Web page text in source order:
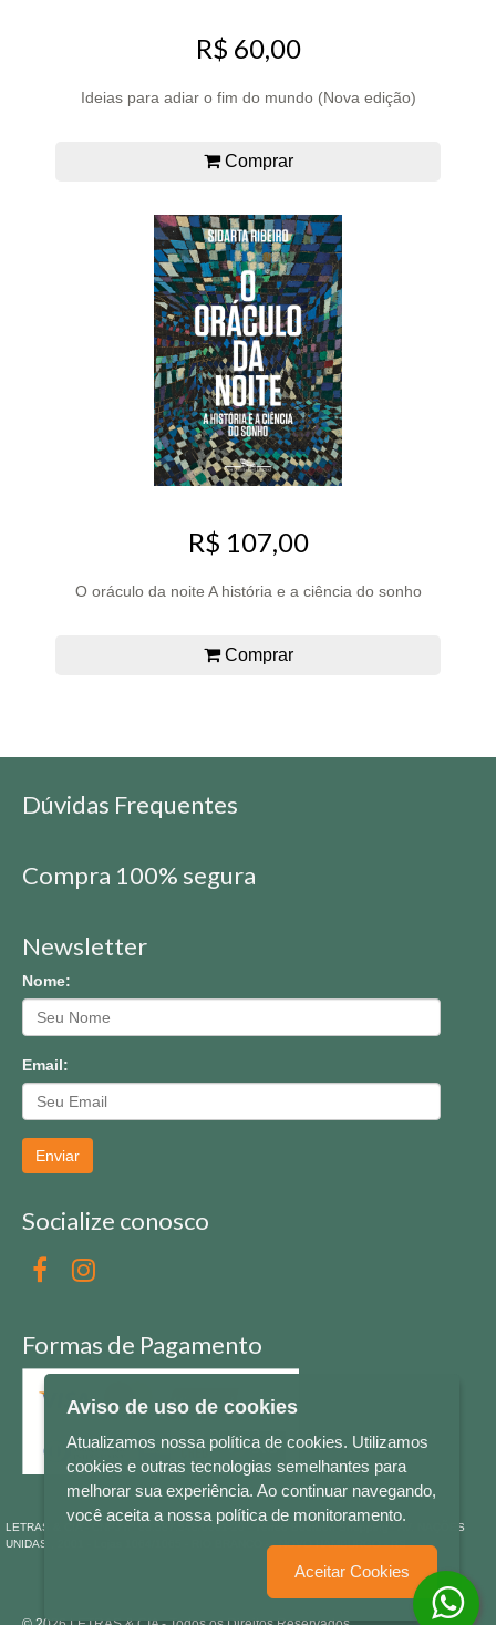
R$ 60,00
Ideias para adiar o fim do mundo (Nova edição)
Comprar
R$ 107,00
O oráculo da noite A história e a ciência do sonho
Comprar
Dúvidas Frequentes
Compra 100% segura
Newsletter
Nome:
Email:
Enviar
Socialize conosco
Formas de Pagamento
LETRAS & CIA - CNPJ n° 88.587.548/0001-20 - Térreo Bourbon Shopping - AV. NAÇÕES
UNIDAS , 2001 - Lojas 1064/1065 - RIO BRANCO - - NOVO HAMBURGO - RS
Aviso de uso de cookies
Atualizamos nossa política de cookies. Utilizamos
cookies e outras tecnologias semelhantes para
melhorar sua experiência. Ao continuar navegando,
você aceita a nossa política de monitoramento.
Aceitar Cookies